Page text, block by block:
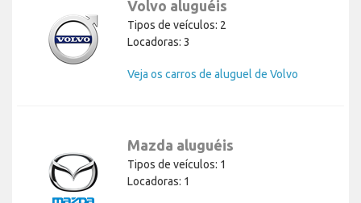
Volvo aluguéis
Tipos de veículos: 2
Locadoras: 3
Veja os carros de aluguel de Volvo
Mazda aluguéis
Tipos de veículos: 1
Locadoras: 1